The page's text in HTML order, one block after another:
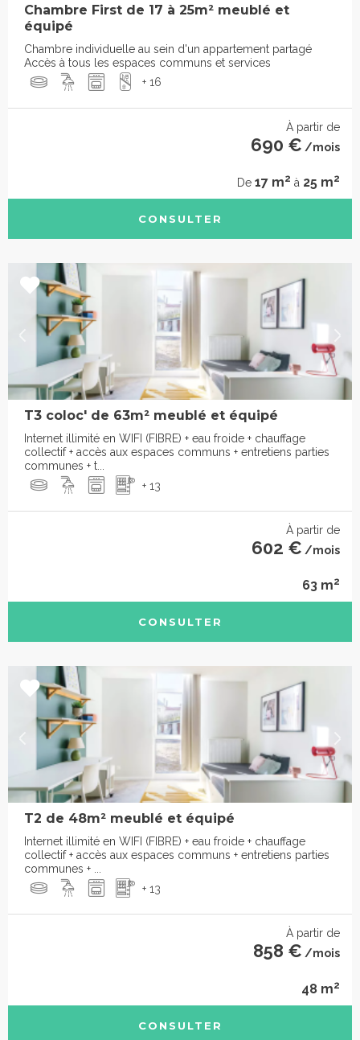
Chambre First de 17 à 25m² meublé et
équipé
Chambre individuelle au sein d'un appartement partagé
Accès à tous les espaces communs et services
+ 16
À partir de
690 € /mois
De 17 m2 à 25 m2
CONSULTER
T3 coloc' de 63m² meublé et équipé
Internet illimité en WIFI (FIBRE) + eau froide + chauffage
collectif + accès aux espaces communs + entretiens parties
communes + t...
+ 13
À partir de
602 € /mois
63 m2
CONSULTER
T2 de 48m² meublé et équipé
Internet illimité en WIFI (FIBRE) + eau froide + chauffage
collectif + accès aux espaces communs + entretiens parties
communes + ...
+ 13
À partir de
858 € /mois
48 m2
CONSULTER